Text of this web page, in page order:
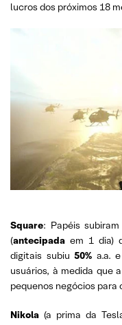
lucros dos próximos 18
Square: Papéis
(antecipada em 1 dia)
digitais subiu 50% a.a.
usuários, à medida que
pequenos negócios para
Nikola (a prima da